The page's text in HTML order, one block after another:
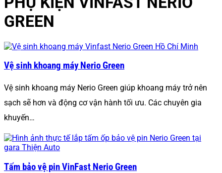
GREEN
Vệ sinh khoang máy Nerio Green
Vệ sinh khoang máy Nerio Green giúp khoang máy trở nên
sạch sẽ hơn và động cơ vận hành tối ưu. Các chuyên gia
khuyến…
Tấm bảo vệ pin VinFast Nerio Green